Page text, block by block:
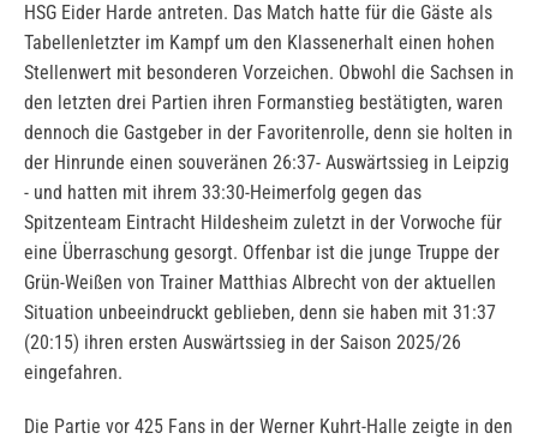
HSG Eider Harde antreten. Das Match hatte für die Gäste als
Tabellenletzter im Kampf um den Klassenerhalt einen hohen
Stellenwert mit besonderen Vorzeichen. Obwohl die Sachsen in
den letzten drei Partien ihren Formanstieg bestätigten, waren
dennoch die Gastgeber in der Favoritenrolle, denn sie holten in
der Hinrunde einen souveränen 26:37- Auswärtssieg in Leipzig
- und hatten mit ihrem 33:30-Heimerfolg gegen das
Spitzenteam Eintracht Hildesheim zuletzt in der Vorwoche für
eine Überraschung gesorgt. Offenbar ist die junge Truppe der
Grün-Weißen von Trainer Matthias Albrecht von der aktuellen
Situation unbeeindruckt geblieben, denn sie haben mit 31:37
(20:15) ihren ersten Auswärtssieg in der Saison 2025/26
eingefahren.
Die Partie vor 425 Fans in der Werner Kuhrt-Halle zeigte in den